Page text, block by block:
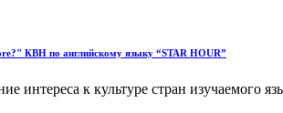
КВН по английскому языку “STAR HOUR”
к культуре стран изучаемого